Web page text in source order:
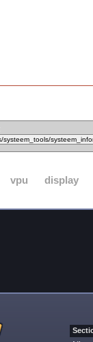
vpu display